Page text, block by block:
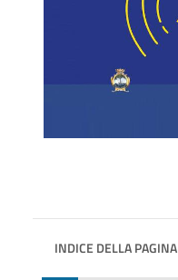
INDICE DELLA PAGINA